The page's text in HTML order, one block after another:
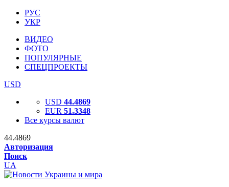
РУС
УКР
ВИДЕО
ФОТО
ПОПУЛЯРНЫЕ
СПЕЦПРОЕКТЫ
USD
USD 44.4869
EUR 51.3348
Все курсы валют
44.4869
Авторизация
Поиск
UA